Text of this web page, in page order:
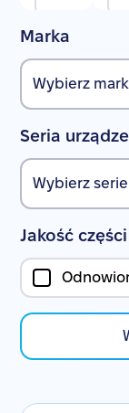
Marka
Seria
Jakość części